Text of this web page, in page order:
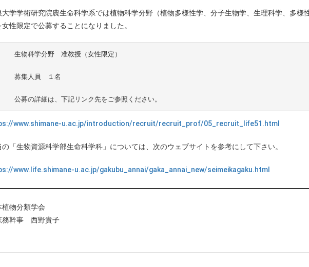
大学学術研究院農生命科学系では植物科学分野（植物多様性学、分子生物学、生理科学、多様
女性限定で公募することになりました。
     公募の詳細は、下記リンク先をご参照ください。
www.shimane-u.ac.jp/introduction/recruit/recruit_prof/05_recruit_life51.html
の「生物資源科学部生命科学科」については、次のウェブサイトを参考にして下さい。
www.life.shimane-u.ac.jp/gakubu_annai/gaka_annai_new/seimeikagaku.html
植物分類学会
幹事 西野貴子